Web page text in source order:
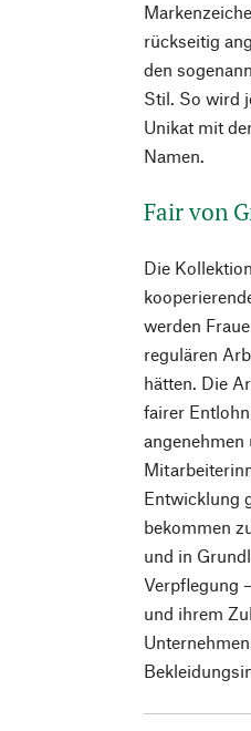
rückseitig
den
Stil. So wird
Unikat mit
Namen.
Fair von
Die
werden
regulären
hätten. Die
fairer
Entwicklung
bekommen
und in
Verpflegung
und ihrem